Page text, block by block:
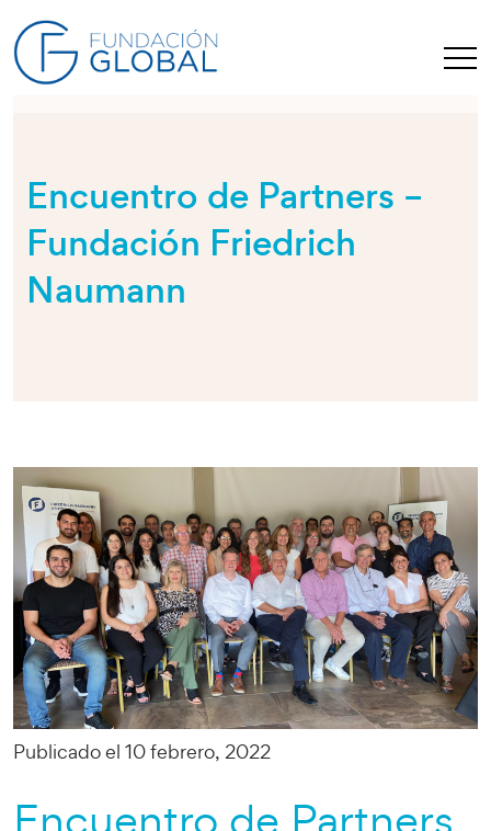
Encuentro de Partners –
Fundación Friedrich
Naumann
Publicado el 10 febrero, 2022
Encuentro de Partners